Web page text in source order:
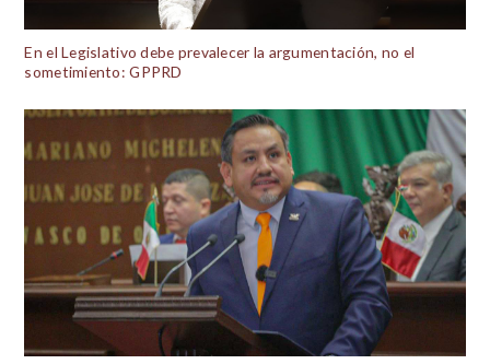
En el Legislativo debe prevalecer la argumentación, no el
sometimiento: GPPRD